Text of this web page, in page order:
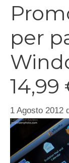
per
14,99
1 Agosto 2012